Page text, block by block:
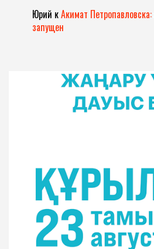
Юрий кАкимат
запущен